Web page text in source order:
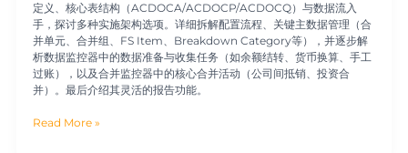
定义、核心表结构（ACDOCA/ACDOCP/ACDOCQ）与数据流入
手，探讨多种实施架构选项。详细拆解配置流程、关键主数据管理（合
并单元、合并组、FS Item、Breakdown Category等），并逐步解
析数据监控器中的数据准备与收集任务（如余额结转、货币换算、手工
过账），以及合并监控器中的核心合并活动（公司间抵销、投资合
并）。最后介绍其灵活的报告功能。
Read More »